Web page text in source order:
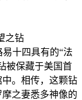
之钻
易十四具有的“法
被保藏于美国首
。相传，这颗钻
之妻悉多神像的